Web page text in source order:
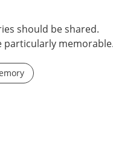
should be shared.
particularly